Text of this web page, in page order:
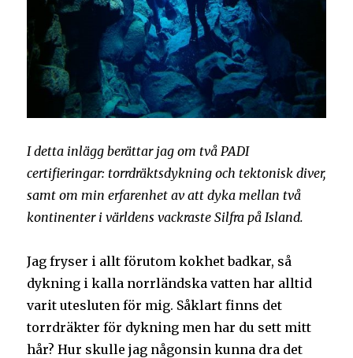
I detta inlägg berättar jag om två PADI
certifieringar: torrdräktsdykning och tektonisk diver,
samt om min erfarenhet av att dyka mellan två
kontinenter i världens vackraste Silfra på Island.
Jag fryser i allt förutom kokhet badkar, så
dykning i kalla norrländska vatten har alltid
varit utesluten för mig. Såklart finns det
torrdräkter för dykning men har du sett mitt
hår? Hur skulle jag någonsin kunna dra det